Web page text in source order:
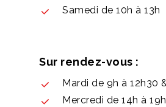
Samedi de 10h à 13h
Sur rendez-vous :
Mardi de 9h à 12h30
Mercredi de 14h à 19h